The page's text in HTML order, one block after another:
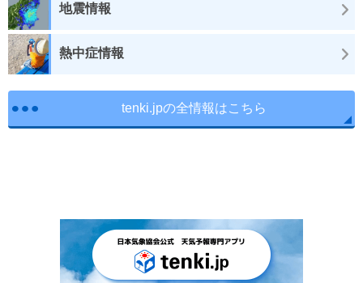
地震情報
熱中症情報
tenki.jpの全情報はこちら